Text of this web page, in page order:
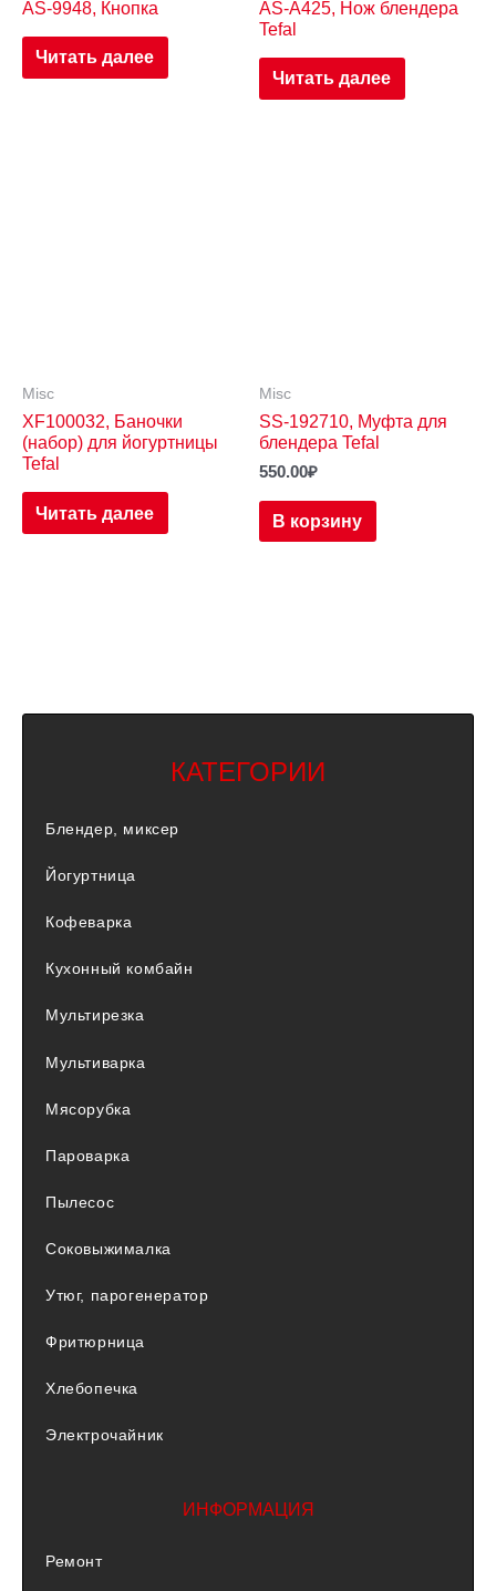
AS-9948, Кнопка
Читать далее
AS-A425, Нож блендера
Tefal
Читать далее
Misc
XF100032, Баночки
(набор) для йогуртницы
Tefal
Читать далее
Misc
SS-192710, Муфта для
блендера Tefal
550.00₽
В корзину
КАТЕГОРИИ
Блендер, миксер
Йогуртница
Кофеварка
Кухонный комбайн
Мультирезка
Мультиварка
Мясорубка
Пароварка
Пылесос
Соковыжималка
Утюг, парогенератор
Фритюрница
Хлебопечка
Электрочайник
ИНФОРМАЦИЯ
Ремонт